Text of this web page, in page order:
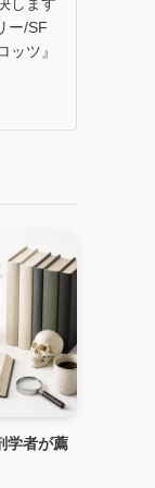
ー/SF
ッツ』
学者が薦